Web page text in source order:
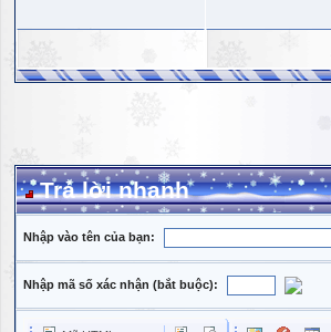
Trả lời nhanh
Nhập vào tên của bạn:
Nhập mã số xác nhận (bắt buộc):